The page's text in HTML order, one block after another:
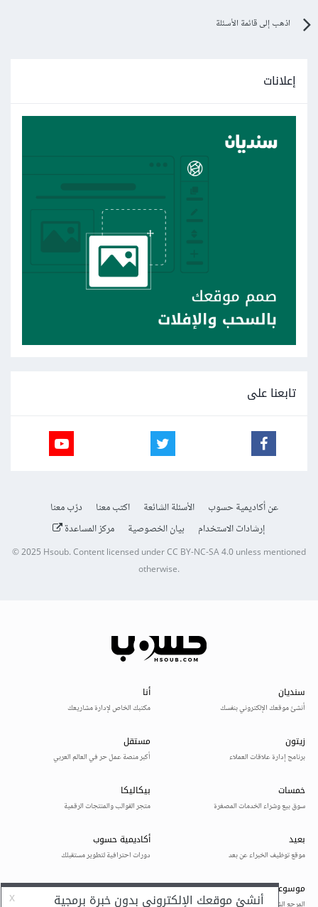
اذهب إلى قائمة الأسئلة
إعلانات
تابعنا على
عن أكاديمية حسوب الأسئلة الشائعة اكتب معنا
درّب معنا
إرشادات الاستخدام
بيان الخصوصية مركز المساعدة
© 2025Hsoub.Content licensed underCC BY-NC-SA 4.0unless mentioned
otherwise.